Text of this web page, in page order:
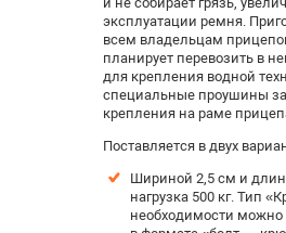
эксплуатации ремня.
всем владельцам
планирует перевозить в
для крепления водной
специальные проушины
крепления на раме
Поставляется в двух
Шириной 2,5 см и
нагрузка 500 кг. Тип
необходимости можно